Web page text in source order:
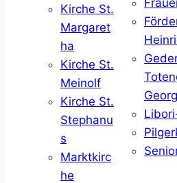
Kirche St.
Margaret
ha
Kirche St.
Meinolf
Kirche St.
Stephanu
s
Marktkirc
he
Georg